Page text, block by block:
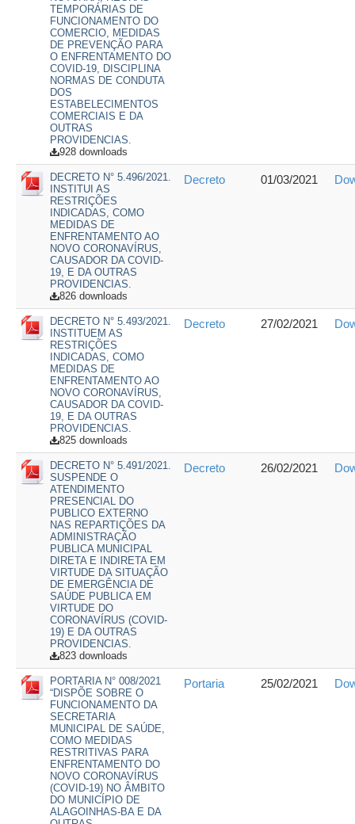
TEMPORÁRIAS DE
FUNCIONAMENTO DO
COMERCIO, MEDIDAS
DE PREVENÇÃO PARA
O ENFRENTAMENTO DO
COVID-19, DISCIPLINA
NORMAS DE CONDUTA
DOS
ESTABELECIMENTOS
COMERCIAIS E DA
OUTRAS
PROVIDENCIAS.
928 downloads
DECRETO N° 5.496/2021.
INSTITUI AS
RESTRIÇÕES
INDICADAS, COMO
MEDIDAS DE
ENFRENTAMENTO AO
NOVO CORONAVÍRUS,
CAUSADOR DA COVID-
19, E DA OUTRAS
PROVIDENCIAS.
826 downloads
Decreto 01/03/2021
DECRETO N° 5.493/2021.
INSTITUEM AS
RESTRIÇÕES
INDICADAS, COMO
MEDIDAS DE
ENFRENTAMENTO AO
NOVO CORONAVÍRUS,
CAUSADOR DA COVID-
19, E DA OUTRAS
PROVIDENCIAS.
825 downloads
Decreto 27/02/2021
DECRETO N° 5.491/2021.
SUSPENDE O
ATENDIMENTO
PRESENCIAL DO
PUBLICO EXTERNO
NAS REPARTIÇÕES DA
ADMINISTRAÇÃO
PUBLICA MUNICIPAL
DIRETA E INDIRETA EM
VIRTUDE DA SITUAÇÃO
DE EMERGÊNCIA DE
SAÚDE PUBLICA EM
VIRTUDE DO
CORONAVÍRUS (COVID-
19) E DA OUTRAS
PROVIDENCIAS.
823 downloads
Decreto 26/02/2021
PORTARIA N° 008/2021
“DISPÕE SOBRE O
FUNCIONAMENTO DA
SECRETARIA
MUNICIPAL DE SAÚDE,
COMO MEDIDAS
RESTRITIVAS PARA
ENFRENTAMENTO DO
NOVO CORONAVÍRUS
(COVID-19) NO ÂMBITO
DO MUNICÍPIO DE
ALAGOINHAS-BA E DA
Portaria 25/02/2021